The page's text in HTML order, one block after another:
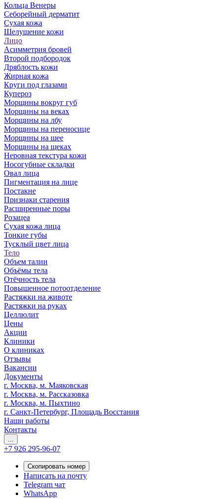
Кольца Венеры
Себорейный дерматит
Сухая кожа
Шелушение кожи
Лицо
Асимметрия бровей
Второй подбородок
Дряблость кожи
Жирная кожа
Круги под глазами
Купероз
Морщины вокруг губ
Морщины на веках
Морщины на лбу
Морщины на переносице
Морщины на шее
Морщины на щеках
Неровная текстура кожи
Носогубные складки
Овал лица
Пигментация на лице
Постакне
Признаки старения
Расширенные поры
Розацеа
Сухая кожа лица
Тонкие губы
Тусклый цвет лица
Тело
Объем талии
Объёмы тела
Отёчность тела
Повышенное потоотделение
Растяжки на животе
Растяжки на руках
Целлюлит
Цены
Акции
Клиники
О клиниках
Отзывы
Вакансии
Документы
г. Москва, м. Маяковская
г. Москва, м. Рассказовка
г. Москва, м. Пыхтино
г. Санкт-Петербург, Площадь Восстания
Наши работы
Контакты
...
+7 926 295-96-07
Скопировать номер
Написать на почту
Telegram чат
WhatsApp